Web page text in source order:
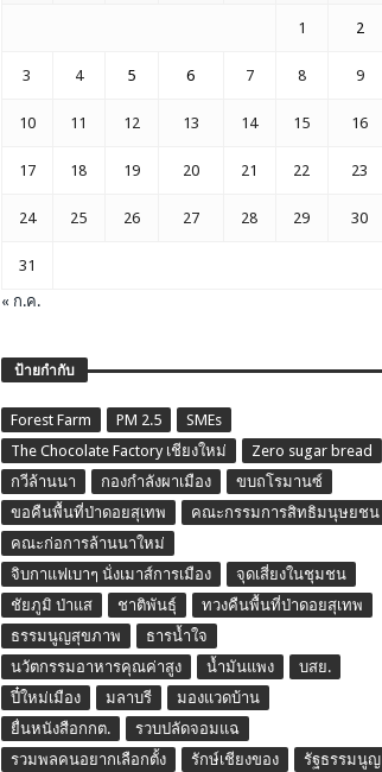
1 2
3 4 5 6 7 8 9
10 11 12 13 14 15 16
17 18 19 20 21 22 23
24 25 26 27 28 29 30
31
« ก.ค.
ป้ายกำกับ
Forest Farm PM 2.5
SMEs
The Chocolate Factory เชียงใหม่
Zero sugar bread
กวีล้านนา
กองกำลังผาเมือง
ขบถโรมานซ์
ขอคืนพื้นที่ป่าดอยสุเทพ
คณะกรรมการสิทธิมนุษยชน
คณะก่อการล้านนาใหม่
จิบกาแฟเบาๆ นั่งเมาส์การเมือง
จุดเสี่ยงในชุมชน
ชัยภูมิ ป่าแส
ชาติพันธุ์
ทวงคืนพื้นที่ป่าดอยสุเทพ
ธรรมนูญสุขภาพ
ธารน้ำใจ
นวัตกรรมอาหารคุณค่าสูง
น้ำมันแพง
บสย.
ปี๋ใหม่เมือง
มลาบรี
มองแวดบ้าน
ยื่นหนังสือกกต.
รวบปลัดจอมแฉ
รวมพลคนอยากเลือกตั้ง
รักษ์เชียงของ รัฐธรรมนูญ